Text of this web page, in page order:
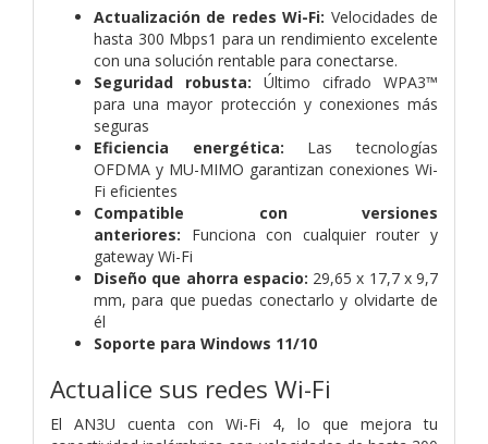
Actualización de redes Wi-Fi: Velocidades de
hasta 300 Mbps1 para un rendimiento excelente
con una solución rentable para conectarse.
Seguridad robusta: Último cifrado WPA3™
para una mayor protección y conexiones más
seguras
Eficiencia energética: Las tecnologías
OFDMA y MU-MIMO garantizan conexiones Wi-
Fi eficientes
Compatible con versiones
anteriores: Funciona con cualquier router y
gateway Wi-Fi
Diseño que ahorra espacio: 29,65 x 17,7 x 9,7
mm, para que puedas conectarlo y olvidarte de
él
Soporte para Windows 11/10
Actualice sus redes Wi-Fi
El AN3U cuenta con Wi-Fi 4, lo que mejora tu